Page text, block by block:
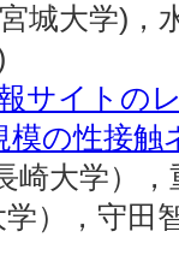
)，水野
報サイトの
の性接触
），重
），守田